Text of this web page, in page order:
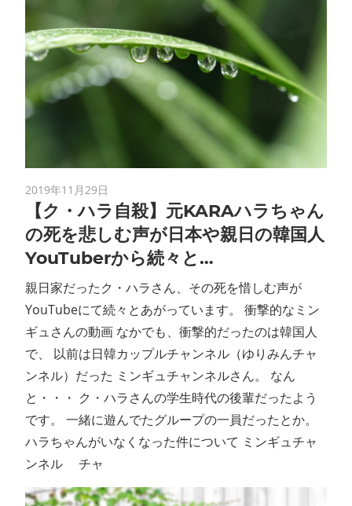
2019年11月29日
【ク・ハラ自殺】元KARAハラちゃん
の死を悲しむ声が日本や親日の韓国人
YouTuberから続々と…
親日家だったク・ハラさん、その死を惜しむ声が
YouTubeにて続々とあがっています。 衝撃的なミン
ギュさんの動画 なかでも、衝撃的だったのは韓国人
で、 以前は日韓カップルチャンネル（ゆりみんチャ
ンネル）だった ミンギュチャンネルさん。 なん
と・・・ ク・ハラさんの学生時代の後輩だったよう
です。 一緒に遊んでたグループの一員だったとか。
ハラちゃんがいなくなった件について ミンギュチャ
ンネル チャ